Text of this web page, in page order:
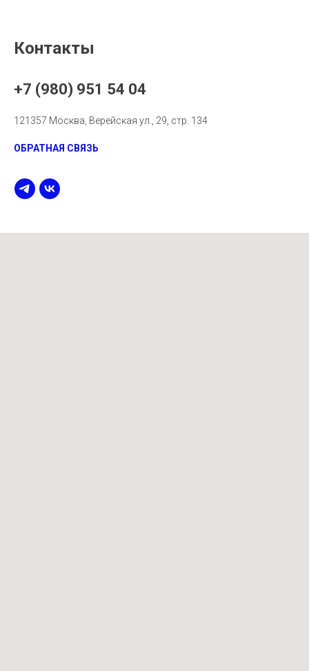
Контакты
+7 (980) 951 54 04
121357 Москва, Верейская ул., 29, стр. 134
ОБРАТНАЯ СВЯЗЬ